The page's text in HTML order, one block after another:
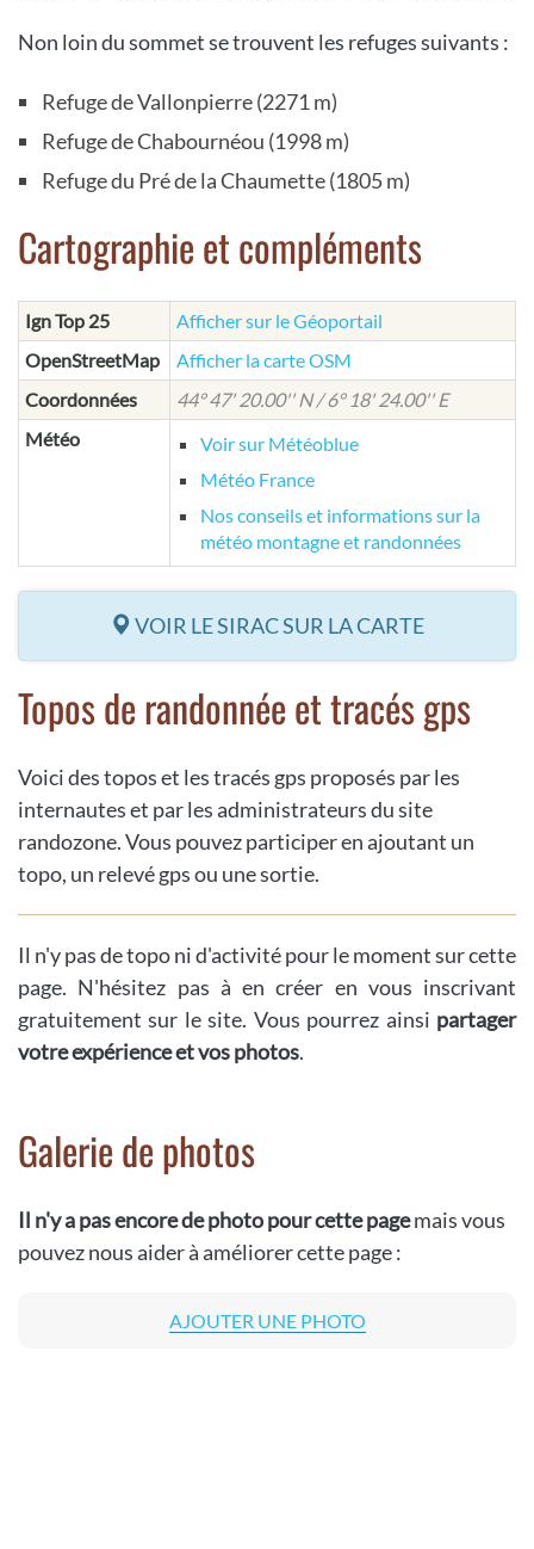
Non loin du sommet se trouvent les refuges suivants :
Refuge de Vallonpierre (2271 m)
Refuge de Chabournéou (1998 m)
Refuge du Pré de la Chaumette (1805 m)
Cartographie et compléments
Ign Top 25
Afficher sur le Géoportail
OpenStreetMap
Afficher la carte OSM
Coordonnées
44° 47' 20.00'' N / 6° 18' 24.00'' E
Météo
Voir sur Météoblue
Météo France
Nos conseils et informations sur la
météo montagne et randonnées
VOIR LE SIRAC SUR LA CARTE
Topos de randonnée et tracés gps
Voici des topos et les tracés gps proposés par les
internautes et par les administrateurs du site
randozone. Vous pouvez participer en ajoutant un
topo, un relevé gps ou une sortie.
Il n'y pas de topo ni d'activité pour le moment sur cette
page. N'hésitez pas à en créer en vous inscrivant
gratuitement sur le site. Vous pourrez ainsi partager
votre expérience et vos photos.
Galerie de photos
Il n'y a pas encore de photo pour cette pagemais vous
pouvez nous aider à améliorer cette page :
AJOUTER UNE PHOTO